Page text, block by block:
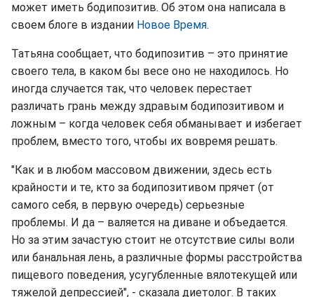
может иметь бодипозитив. Об этом она написала в
своем блоге в издании Новое Время.
Татьяна сообщает, что бодипозитив – это принятие
своего тела, в каком бы весе оно не находилось. Но
иногда случается так, что человек перестает
различать грань между здравым бодипозитивом и
ложным – когда человек себя обманывает и избегает
проблем, вместо того, чтобы их вовремя решать.
"Как и в любом массовом движении, здесь есть
крайности и те, кто за бодипозитивом прячет (от
самого себя, в первую очередь) серьезные
проблемы. И да – валяется на диване и объедается.
Но за этим зачастую стоит не отсутствие силы воли
или банальная лень, а различные формы расстройства
пищевого поведения, усугубленные вялотекущей или
тяжелой депрессией", - сказала диетолог. В таких